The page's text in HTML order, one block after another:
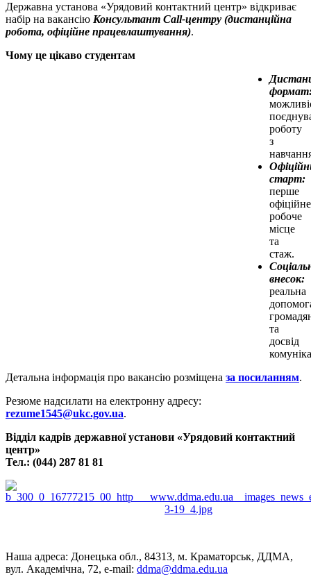
Державна установа «Урядовий контактний центр» відкриває
набір на вакансію Консультант Cаll-центру (дистанційна
робота, офіційне працевлаштування).
Чому це цікаво студентам
роботу
з
старт:
перше
офіційне
робоче
місце
та
стаж.
внесок:
реальна
та
досвід
Детальна інформація про вакансію розміщена за посиланням.
Резюме надсилати на електронну адресу:
rezume1545@ukc.gov.ua.
Відділ кадрів державної установи «Урядовий контактний
центр»
Тел.: (044) 287 81 81
Наша адреса: Донецька обл., 84313, м. Краматорськ, ДДМА,
вул. Академічна, 72, е-mail: ddma@ddma.edu.ua